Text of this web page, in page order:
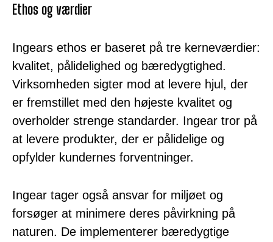
Ethos og værdier
Ingears ethos er baseret på tre kerneværdier:
kvalitet, pålidelighed og bæredygtighed.
Virksomheden sigter mod at levere hjul, der
er fremstillet med den højeste kvalitet og
overholder strenge standarder. Ingear tror på
at levere produkter, der er pålidelige og
opfylder kundernes forventninger.
Ingear tager også ansvar for miljøet og
forsøger at minimere deres påvirkning på
naturen. De implementerer bæredygtige